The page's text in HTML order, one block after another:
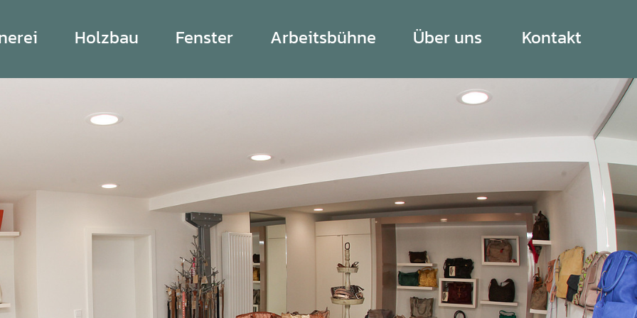
Holzbau
Altbausanierung
Denkmalschutz
Terrassen
Fenster
Fenster
Arbeitsbühne Über uns
Projekte
Unsere Leistungen
Kontakt